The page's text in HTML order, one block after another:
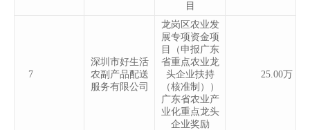
目
7
深圳市好生活
农副产品配送
服务有限公司
龙岗区农业发
展专项资金项
目（申报广东
省重点农业龙
头企业扶持
（核准制））
广东省农业产
业化重点龙头
企业奖励
25.00万